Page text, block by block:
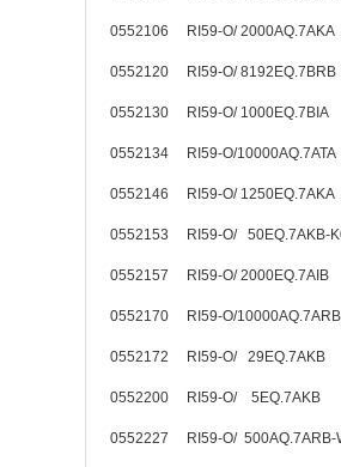
0552106 RI59-O/ 2000AQ.7AKA
0552120 RI59-O/
0552130 RI59-O/ 1000EQ.7BIA
0552134 RI59-O/
0552146 RI59-O/ 1250EQ.7AKA
0552153 RI59-O/ 50EQ.7AKB-
0552157 RI59-O/ 2000EQ.7AIB
0552170 RI59-O/
0552172 RI59-O/ 29EQ.7AKB
0552200 RI59-O/ 5EQ.7AKB
0552227 RI59-O/